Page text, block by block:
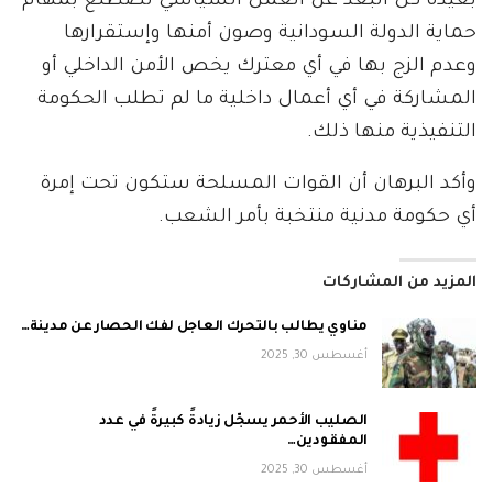
حماية الدولة السودانية وصون أمنها وإستقرارها
وعدم الزج بها في أي معترك يخص الأمن الداخلي أو
المشاركة في أي أعمال داخلية ما لم تطلب الحكومة
التنفيذية منها ذلك.
وأكد البرهان أن القوات المسلحة ستكون تحت إمرة
أي حكومة مدنية منتخبة بأمر الشعب.
المزيد من المشاركات
مناوي يطالب بالتحرك العاجل لفك الحصار عن مدينة…
أغسطس 30, 2025
الصليب الأحمر يسجّل زيادةً كبيرةً في عدد
المفقودين…
أغسطس 30, 2025